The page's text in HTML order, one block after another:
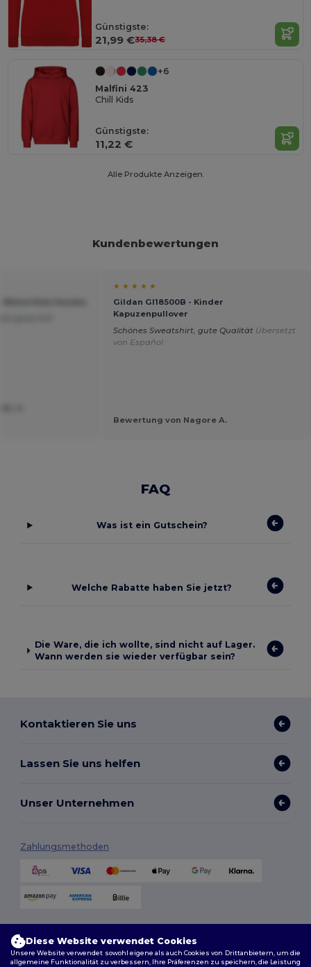
Günstigste:
21,99 €35,38 €
+6
Malfini 423
Chill Kids
Günstigste:
11,22 €
Alle Produkte Anzeigen.
Kundenbewertungen
★ ★ ★ ★ ★
Gildan GI18500B - Kinder
Kapuzenpullover
Schönes Sweatshirt, gute Qualität Übersetzt
von Español
Bewertung von Nagore A.
FAQ
Was ist ein Gutschein?
Welche Rabatte haben Sie jetzt?
Die Ware, die ich wollte, sind nicht auf Lager.
Wann werden sie wieder verfügbar sein?
Kontaktieren Sie uns
Lassen Sie uns helfen
Unser Unternehmen
Zahlungsmethoden
Diese Website verwendet Cookies
Unsere Website verwendet sowohl eigene als auch Cookies von Drittanbietern, um die
allgemeine Funktionalität zu verbessern, Ihre Präferenzen zu speichern, die Leistung